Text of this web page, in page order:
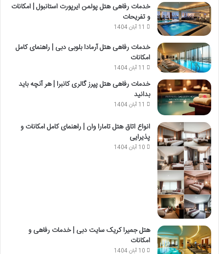
خدمات رفاهی هتل پولمن ایرپورت استانبول | امکانات
و تفریحات
11 آبان 1404
خدمات رفاهی هتل آرمادا بلوبی دبی | راهنمای کامل
امکانات
11 آبان 1404
خدمات رفاهی هتل پپرز گالری کانبرا | هر آنچه باید
بدانید
11 آبان 1404
انواع اتاق هتل تامارا وان | راهنمای کامل امکانات و
پذیرایی
10 آبان 1404
هتل جمیرا کریک سایت دبی | خدمات رفاهی و
امکانات
10 آبان 1404